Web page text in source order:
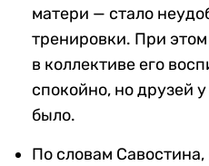
матери — стало
тренировки. При
в коллективе его
спокойно, но друзей
было.
По словам